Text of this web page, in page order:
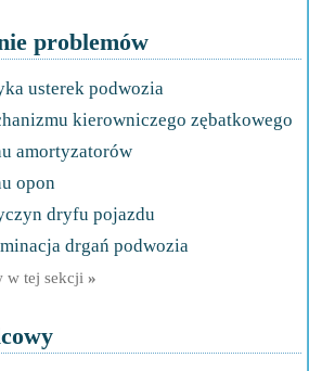
problemów
usterek podwozia
kierowniczego zębatkowego
amortyzatorów
opon
dryfu pojazdu
drgań podwozia
w tej sekcji »